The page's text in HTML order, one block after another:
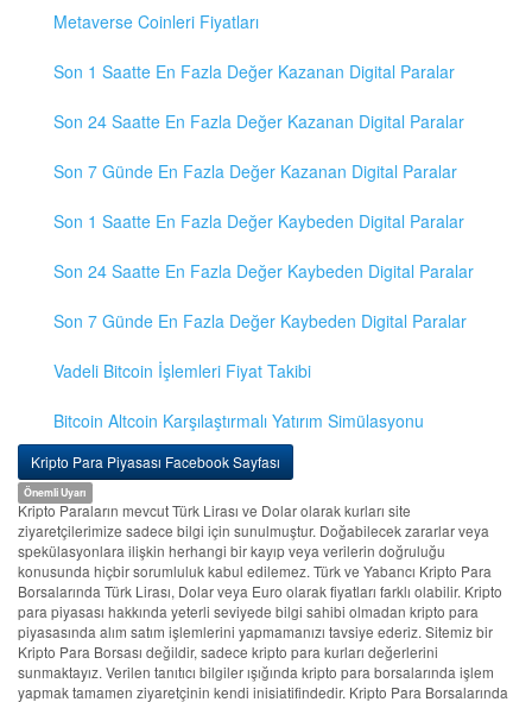
Metaverse Coinleri Fiyatları
Son 1 Saatte En Fazla Değer Kazanan Digital Paralar
Son 24 Saatte En Fazla Değer Kazanan Digital Paralar
Son 7 Günde En Fazla Değer Kazanan Digital Paralar
Son 1 Saatte En Fazla Değer Kaybeden Digital Paralar
Son 24 Saatte En Fazla Değer Kaybeden Digital Paralar
Son 7 Günde En Fazla Değer Kaybeden Digital Paralar
Vadeli Bitcoin İşlemleri Fiyat Takibi
Bitcoin Altcoin Karşılaştırmalı Yatırım Simülasyonu
Kripto Para Piyasası Facebook Sayfası
Önemli Uyarı
Kripto Paraların mevcut Türk Lirası ve Dolar olarak kurları site
ziyaretçilerimize sadece bilgi için sunulmuştur. Doğabilecek zararlar veya
spekülasyonlara ilişkin herhangi bir kayıp veya verilerin doğruluğu
konusunda hiçbir sorumluluk kabul edilemez. Türk ve Yabancı Kripto Para
Borsalarında Türk Lirası, Dolar veya Euro olarak fiyatları farklı olabilir. Kripto
para piyasası hakkında yeterli seviyede bilgi sahibi olmadan kripto para
piyasasında alım satım işlemlerini yapmamanızı tavsiye ederiz. Sitemiz bir
Kripto Para Borsası değildir, sadece kripto para kurları değerlerini
sunmaktayız. Verilen tanıtıcı bilgiler ışığında kripto para borsalarında işlem
yapmak tamamen ziyaretçinin kendi inisiatifindedir. Kripto Para Borsalarında